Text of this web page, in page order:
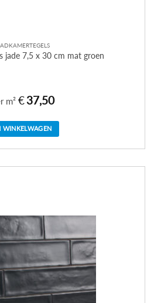
jade 7,5 x 30 cm mat groen
m² €37,50
WINKELWAGEN